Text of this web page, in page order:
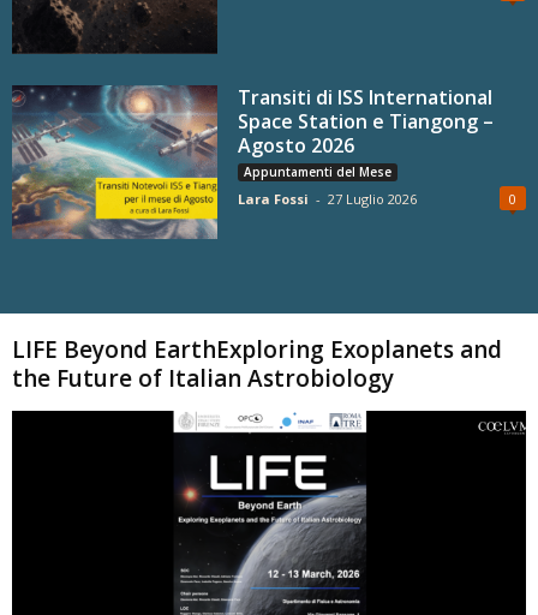
Transiti di ISS International
Space Station e Tiangong –
Agosto 2026
Appuntamenti del Mese
Lara Fossi - 27 Luglio 2026 0
LIFE Beyond EarthExploring Exoplanets and
the Future of Italian Astrobiology